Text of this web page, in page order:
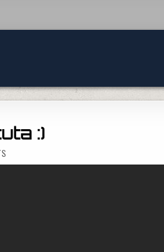
:)
ON CAMERA ASCUNSA BATUTA :)